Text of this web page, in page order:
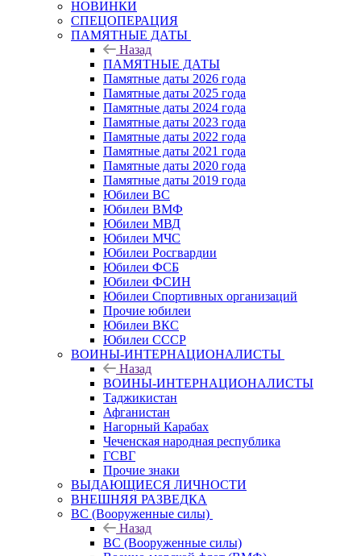
НОВИНКИ
СПЕЦОПЕРАЦИЯ
ПАМЯТНЫЕ ДАТЫ
Назад
ПАМЯТНЫЕ ДАТЫ
Памятные даты 2026 года
Памятные даты 2025 года
Памятные даты 2024 года
Памятные даты 2023 года
Памятные даты 2022 года
Памятные даты 2021 года
Памятные даты 2020 года
Памятные даты 2019 года
Юбилеи ВС
Юбилеи ВМФ
Юбилеи МВД
Юбилеи МЧС
Юбилеи Росгвардии
Юбилеи ФСБ
Юбилеи ФСИН
Юбилеи Спортивных организаций
Прочие юбилеи
Юбилеи ВКС
Юбилеи СССР
ВОИНЫ-ИНТЕРНАЦИОНАЛИСТЫ
Назад
ВОИНЫ-ИНТЕРНАЦИОНАЛИСТЫ
Таджикистан
Афганистан
Нагорный Карабах
Чеченская народная республика
ГСВГ
Прочие знаки
ВЫДАЮЩИЕСЯ ЛИЧНОСТИ
ВНЕШНЯЯ РАЗВЕДКА
ВС (Вооруженные силы)
Назад
ВС (Вооруженные силы)